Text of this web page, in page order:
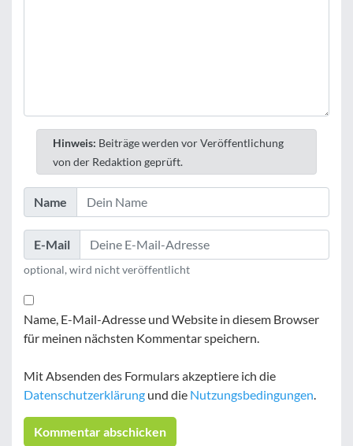
Hinweis: Beiträge werden vor Veröffentlichung
von der Redaktion geprüft.
Name
E-Mail
optional, wird nicht veröffentlicht
Name, E-Mail-Adresse und Website in diesem Browser
für meinen nächsten Kommentar speichern.
Mit Absenden des Formulars akzeptiere ich die
Datenschutzerklärung und die Nutzungsbedingungen.